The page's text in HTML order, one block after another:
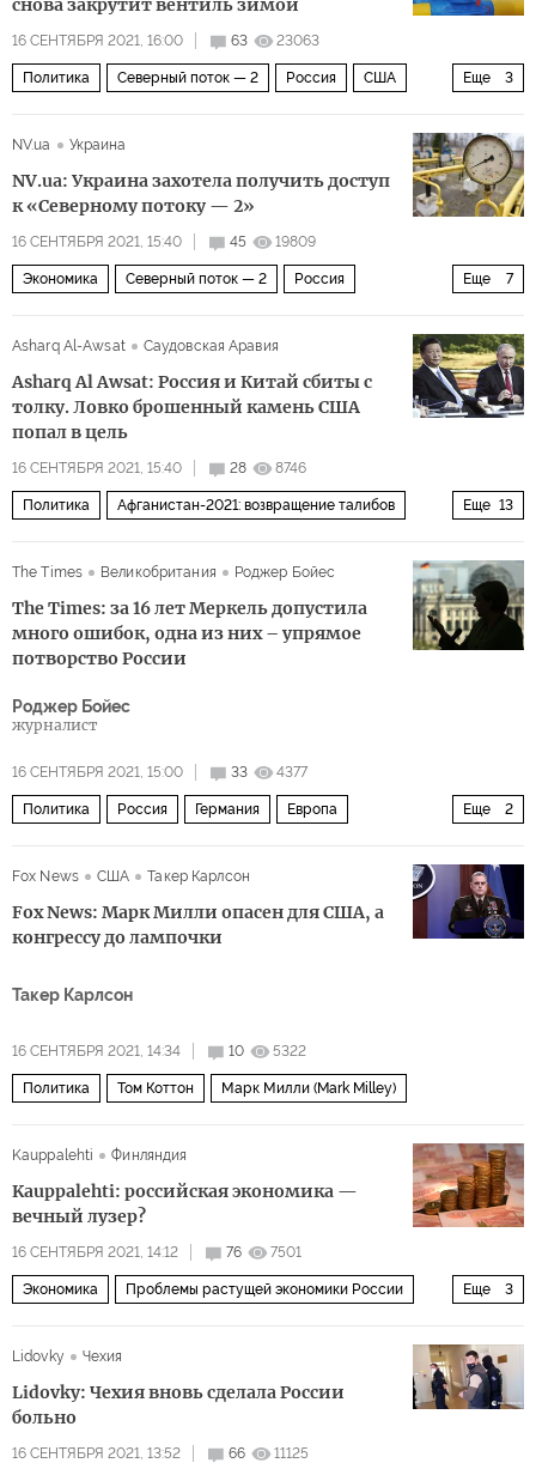
снова закрутит вентиль зимой
16 СЕНТЯБРЯ 2021, 16:00 63 23063
Еще 3
Политика Северный поток — 2 Россия США
NV.ua
Украина
NV.ua: Украина захотела получить доступ
к «Северному потоку — 2»
16 СЕНТЯБРЯ 2021, 15:40 45 19809
Еще 7
Экономика Северный поток — 2 Россия
Asharq Al-Awsat Саудовская Аравия
Asharq Al Awsat: Россия и Китай сбиты с
толку. Ловко брошенный камень США
попал в цель
16 СЕНТЯБРЯ 2021, 15:40 28 8746
Еще 13
Политика Афганистан-2021: возвращение талибов
вывод американских войск из Афганистана
геополитика талибы
террористическая организация
The Times Великобритания Роджер Бойес
The Times: за 16 лет Меркель допустила
много ошибок, одна из них – упрямое
потворство России
Роджер Бойес
журналист
16 СЕНТЯБРЯ 2021, 15:00 33 4377
Еще 2
Политика Россия Германия Европа
Fox News
США Такер Карлсон
Fox News: Марк Милли опасен для США, а
конгрессу до лампочки
Такер Карлсон
16 СЕНТЯБРЯ 2021, 14:34 10 5322
Политика Том Коттон Марк Милли (Mark Milley)
Kauppalehti Финляндия
Kauppalehti: российская экономика —
вечный лузер?
16 СЕНТЯБРЯ 2021, 14:12 76 7501
Еще 3
Экономика Проблемы растущей экономики России
Lidovky
Чехия
Lidovky: Чехия вновь сделала России
больно
16 СЕНТЯБРЯ 2021, 13:52 66 11125